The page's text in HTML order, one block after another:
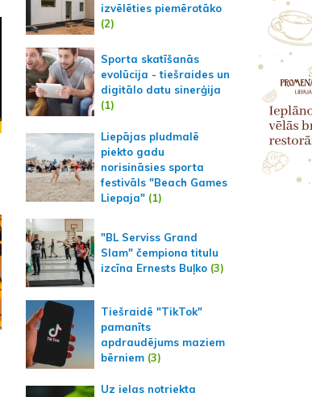
izvēlēties piemērotāko
(2)
Sporta skatīšanās
evolūcija - tiešraides un
digitālo datu sinerģija
(1)
Liepājas pludmalē
piekto gadu
norisināsies sporta
festivāls "Beach Games
Liepaja" (1)
"BL Serviss Grand
Slam" čempiona titulu
izcīna Ernests Buļko (3)
Tiešraidē "TikTok"
pamanīts
apdraudējums maziem
bērniem (3)
Uz ielas notriekta